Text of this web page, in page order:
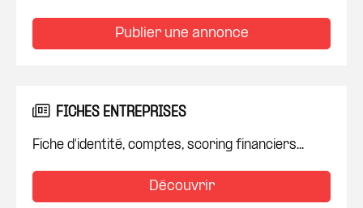
Publier une annonce
FICHES ENTREPRISES
Fiche d'identité, comptes, scoring financiers...
Découvrir